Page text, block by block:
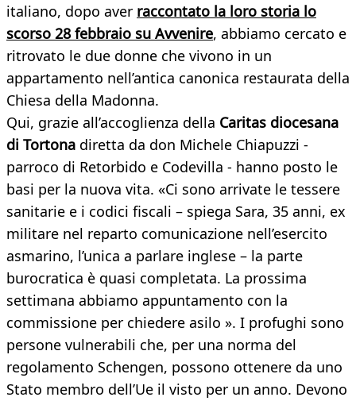
italiano, dopo aver raccontato la loro storia lo
scorso 28 febbraio su Avvenire, abbiamo cercato e
ritrovato le due donne che vivono in un
appartamento nell’antica canonica restaurata della
Chiesa della Madonna.
Qui, grazie all’accoglienza della Caritas diocesana
di Tortona diretta da don Michele Chiapuzzi -
parroco di Retorbido e Codevilla - hanno posto le
basi per la nuova vita. «Ci sono arrivate le tessere
sanitarie e i codici fiscali – spiega Sara, 35 anni, ex
militare nel reparto comunicazione nell’esercito
asmarino, l’unica a parlare inglese – la parte
burocratica è quasi completata. La prossima
settimana abbiamo appuntamento con la
commissione per chiedere asilo ». I profughi sono
persone vulnerabili che, per una norma del
regolamento Schengen, possono ottenere da uno
Stato membro dell’Ue il visto per un anno. Devono